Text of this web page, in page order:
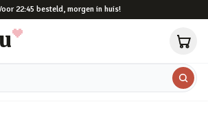
22:45 besteld, morgen in huis!